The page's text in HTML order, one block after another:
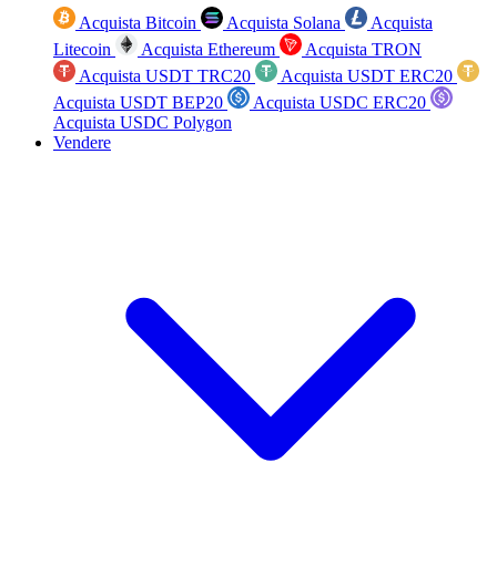
Acquista Bitcoin Acquista Solana
Acquista
Litecoin
Acquista Ethereum
Acquista TRON
Acquista USDT TRC20
Acquista USDT ERC20
Acquista USDT BEP20
Acquista USDC ERC20
Acquista USDC Polygon
Vendere